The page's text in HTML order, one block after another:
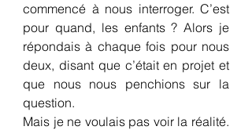
commencé à nous interroger. C’est
pour quand, les enfants ? Alors je
répondais à chaque fois pour nous
deux, disant que c’était en projet et
que nous nous penchions sur la
question.
Mais je ne voulais pas voir la réalité.